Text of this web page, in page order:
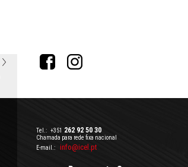
Tel.: +351 262 92 50 30
Chamada para rede fixa nacional
E-mail.:
info@icel.pt